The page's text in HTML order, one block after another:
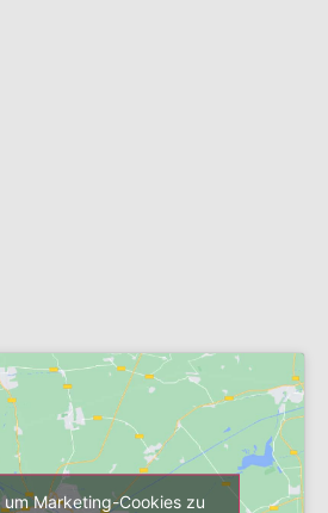
um Marketing-Cookies zu